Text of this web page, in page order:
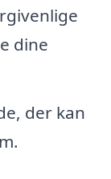
dine
der kan